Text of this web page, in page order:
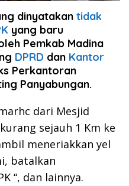
dinyatakan tidak
yang baru
Pemkab Madina
DPRD dan Kantor
Perkantoran
Panyabungan.
dari Mesjid
sejauh 1 Km ke
meneriakkan yel
batalkan
“, dan lainnya.